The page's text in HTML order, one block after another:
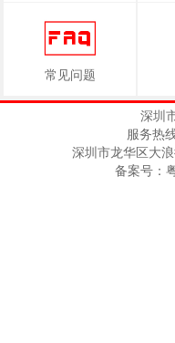
常见问题
深圳
服务热
深圳市龙华区大
备案号：